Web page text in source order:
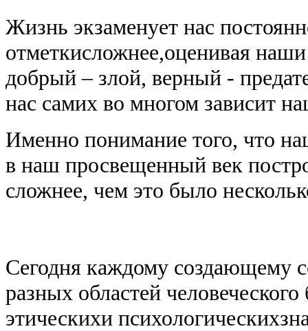
Жизнь экзаменует нас
отметкисложнее,оценивая
добрый – злой, верный -
нас самих во многом зависит
Именно понимание того, что
в наш просвещенный век
сложнее, чем это было
Сегодня каждому создающему
разных областей
этическихи